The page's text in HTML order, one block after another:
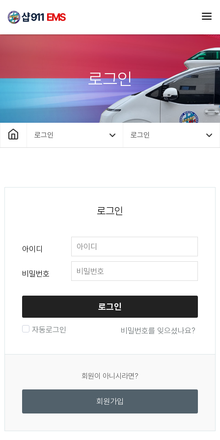
로그인
로그인 로그인
회원이 아니시라면?
회원가입
로그인
아이디
비밀번호
로그인
자동로그인 비밀번호를 잊으셨나요?